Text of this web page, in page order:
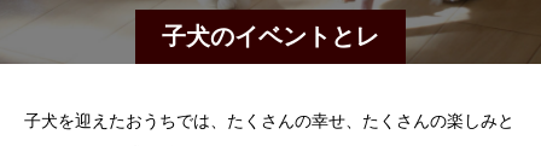
子犬のイベントとレ
子犬を迎えたおうちでは、たくさんの幸せ、たくさんの楽しみと